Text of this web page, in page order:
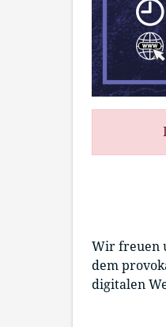
Wir freuen
dem
digitalen